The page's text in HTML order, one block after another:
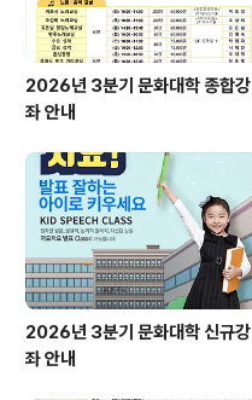
2026년 3분기 문화대학 종합강
좌 안내
2026년 3분기 문화대학 신규강
좌 안내